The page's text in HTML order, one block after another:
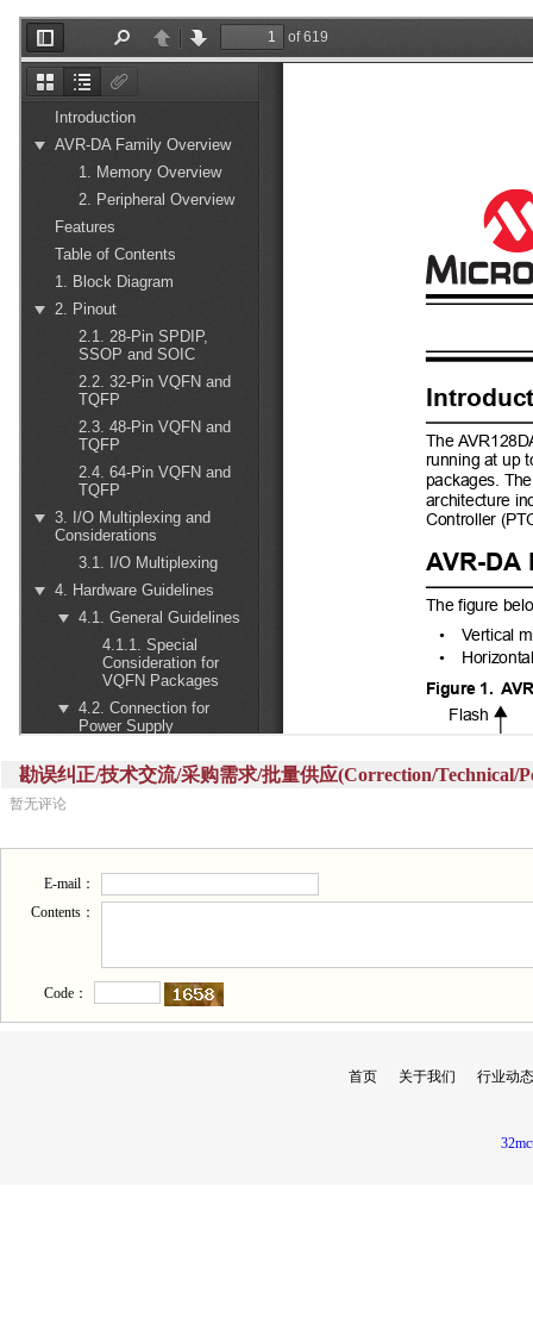
勘误纠正/技术交流/采购需求/批量供应(Correction/Technical/
暂无评论
E-mail：
Contents：
Code：
首页 关于我们 行业动态